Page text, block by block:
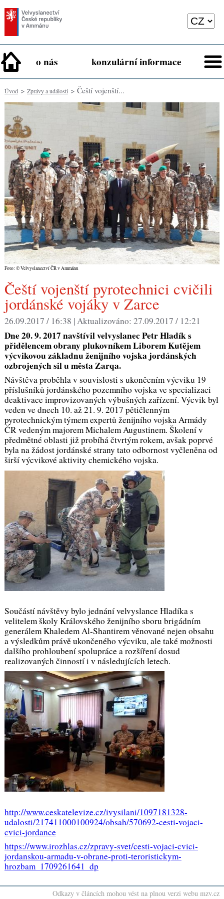
o nás konzulární informace
Úvod> Zprávy a události> Čeští vojenští...
Foto: © Velvyslanectví ČR v Ammánu
Čeští vojenští pyrotechnici cvičili
jordánské vojáky v Zarce
26.09.2017 / 16:38 |Aktualizováno: 27.09.2017 / 12:21
Dne 20. 9. 2017 navštívil velvyslanec Petr Hladík s
přidělencem obrany plukovníkem Liborem Kutějem
výcvikovou základnu ženijního vojska jordánských
ozbrojených sil u města Zarqa.
Návštěva proběhla v souvislosti s ukončením výcviku 19
příslušníků jordánského pozemního vojska ve specializaci
deaktivace improvizovaných výbušných zařízení. Výcvik byl
veden ve dnech 10. až 21. 9. 2017 pětičlenným
pyrotechnickým týmem expertů ženijního vojska Armády
ČR vedeným majorem Michalem Augustinem. Školení v
předmětné oblasti již probíhá čtvrtým rokem, avšak poprvé
byla na žádost jordánské strany tato odbornost vyčleněna od
širší výcvikové aktivity chemického vojska.
Součástí návštěvy bylo jednání velvyslance Hladíka s
velitelem školy Královského ženijního sboru brigádním
generálem Khaledem Al-Shantirem věnované nejen obsahu
a výsledkům právě ukončeného výcviku, ale také možnosti
dalšího prohloubení spolupráce a rozšíření dosud
realizovaných činností i v následujících letech.
http://www.ceskatelevize.cz/ivysilani/1097181328-
udalosti/217411000100924/obsah/570692-cesti-vojaci-
cvici-jordance
https://www.irozhlas.cz/zpravy-svet/cesti-vojaci-cvici-
jordanskou-armadu-v-obrane-proti-teroristickym-
hrozbam_1709261641_dp​
Odkazy v článcích mohou vést na plnou verzi webu mzv.cz